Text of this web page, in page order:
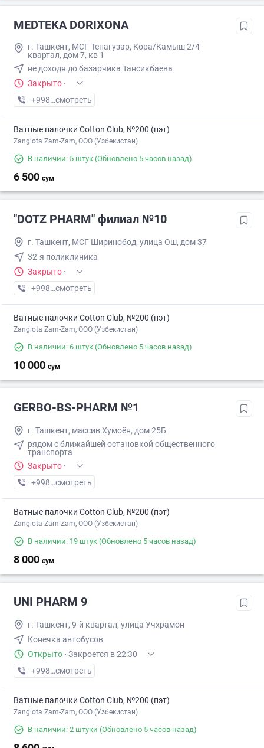
MEDTEKA DORIXONA
г. Ташкент, МСГ Тепагузар, Кора/Камыш 2/4
квартал, дом 7, кв 1
не доходя до базарчика Тансикбаева
Закрыто ·
+998 (77) XXX-XX-XX
смотреть
Ватные палочки Cotton Club, №200 (пэт)
Zangiota Zam-Zam, OOO (Узбекистан)
В наличии: 5 штук (Обновлено 5 часов назад)
6 500 сум
"DOTZ PHARM" филиал №10
г. Ташкент, МСГ Ширинобод, улица Ош, дом 37
32-я поликлиника
Закрыто ·
+998 (77) XXX-XX-XX
смотреть
Ватные палочки Cotton Club, №200 (пэт)
Zangiota Zam-Zam, OOO (Узбекистан)
В наличии: 6 штук (Обновлено 5 часов назад)
10 000 сум
GERBO-BS-PHARM №1
г. Ташкент, массив Хумоён, дом 25Б
рядом с ближайшей остановкой общественного
транспорта
Закрыто ·
+998 (94) XXX-XX-XX
смотреть
Ватные палочки Cotton Club, №200 (пэт)
Zangiota Zam-Zam, OOO (Узбекистан)
В наличии: 19 штук (Обновлено 5 часов назад)
8 000 сум
UNI PHARM 9
г. Ташкент, 9-й квартал, улица Учхрамон
Конечка автобусов
Открыто · Закроется в 22:30
+998 (55) XXX-XX-XX
смотреть
Ватные палочки Cotton Club, №200 (пэт)
Zangiota Zam-Zam, OOO (Узбекистан)
В наличии: 2 штуки (Обновлено 5 часов назад)